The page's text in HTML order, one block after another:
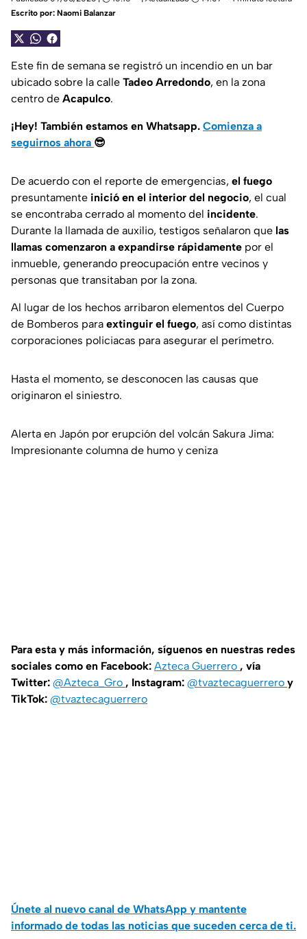
Escrito por: Naomi Balanzar
Este fin de semana se registró un incendio en un bar
ubicado sobre la calle Tadeo Arredondo, en la zona
centro de Acapulco.
¡Hey! También estamos en Whatsapp. Comienza a
seguirnos ahora 😎
De acuerdo con el reporte de emergencias, el fuego
presuntamente inició en el interior del negocio, el cual
se encontraba cerrado al momento del incidente.
Durante la llamada de auxilio, testigos señalaron que las
llamas comenzaron a expandirse rápidamente por el
inmueble, generando preocupación entre vecinos y
personas que transitaban por la zona.
Al lugar de los hechos arribaron elementos del Cuerpo
de Bomberos para extinguir el fuego, así como distintas
corporaciones policiacas para asegurar el perímetro.
Hasta el momento, se desconocen las causas que
originaron el siniestro.
Alerta en Japón por erupción del volcán Sakura Jima:
Impresionante columna de humo y ceniza
Para esta y más información, síguenos en nuestras redes
sociales como en Facebook: Azteca Guerrero , vía
Twitter: @Azteca_Gro , Instagram: @tvaztecaguerrero y
TikTok: @tvaztecaguerrero
Únete al nuevo canal de WhatsApp y mantente
informado de todas las noticias que suceden cerca de ti.